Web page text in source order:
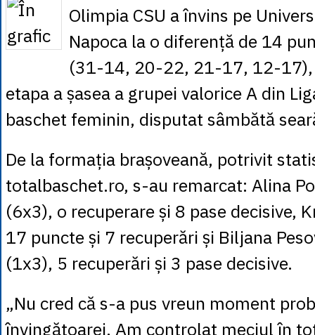
1 NOK
= 0.4191
1 PLN= 1.1646
= 0.0425
1 RUB = 0.0530
1 SEK
= 0.4526
1 TRY= 0.1141
1 UAH = 0.1048
1 XDR= 5.9383
1 ZAR= 0.2318
Olimpia CSU a învins pe
Napoca la o diferență de 14
(31-14, 20-22, 21-17, 12-
etapa a șasea a grupei valorice A din
baschet feminin, disputat sâmbătă
De la formația brașoveană, potrivit
totalbaschet.ro, s-au remarcat: Alina
(6x3), o recuperare și 8 pase decisive,
17 puncte și 7 recuperări și Biljana
(1x3), 5 recuperări și 3 pase decisive.
„Nu cred că s-a pus vreun moment
învingătoarei. Am controlat meciul în